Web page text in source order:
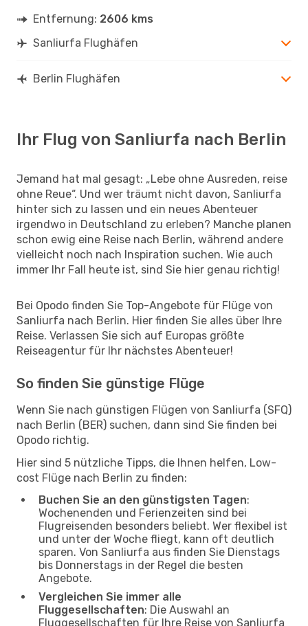
Entfernung: 2606 kms
Sanliurfa Flughäfen
Berlin Flughäfen
Ihr Flug von Sanliurfa nach Berlin
Jemand hat mal gesagt: „Lebe ohne Ausreden, reise
ohne Reue“. Und wer träumt nicht davon, Sanliurfa
hinter sich zu lassen und ein neues Abenteuer
irgendwo in Deutschland zu erleben? Manche planen
schon ewig eine Reise nach Berlin, während andere
vielleicht noch nach Inspiration suchen. Wie auch
immer Ihr Fall heute ist, sind Sie hier genau richtig!
Bei Opodo finden Sie Top-Angebote für Flüge von
Sanliurfa nach Berlin. Hier finden Sie alles über Ihre
Reise. Verlassen Sie sich auf Europas größte
Reiseagentur für Ihr nächstes Abenteuer!
So finden Sie günstige Flüge
Wenn Sie nach günstigen Flügen von Sanliurfa (SFQ)
nach Berlin (BER) suchen, dann sind Sie finden bei
Opodo richtig.
Hier sind 5 nützliche Tipps, die Ihnen helfen, Low-
cost Flüge nach Berlin zu finden:
Buchen Sie an den günstigsten Tagen:
Wochenenden und Ferienzeiten sind bei
Flugreisenden besonders beliebt. Wer flexibel ist
und unter der Woche fliegt, kann oft deutlich
sparen. Von Sanliurfa aus finden Sie Dienstags
bis Donnerstags in der Regel die besten
Angebote.
Vergleichen Sie immer alle
Fluggesellschaften: Die Auswahl an
Fluggesellschaften für Ihre Reise von Sanliurfa